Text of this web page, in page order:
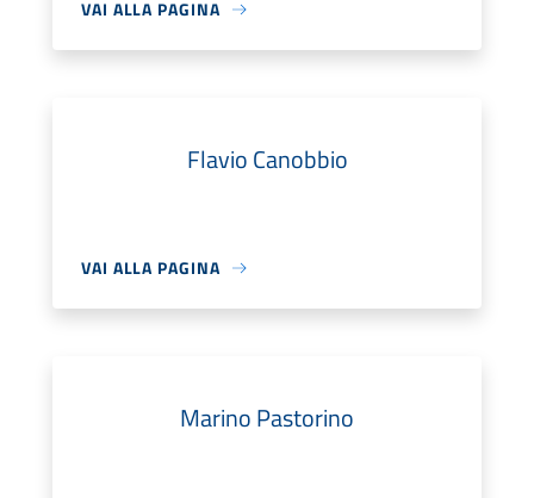
VAI ALLA PAGINA
Flavio Canobbio
VAI ALLA PAGINA
Marino Pastorino